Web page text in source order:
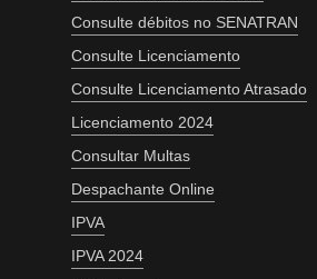
Consulte débitos no SENATRAN
Consulte Licenciamento
Consulte Licenciamento Atrasado
Licenciamento 2024
Consultar Multas
Despachante Online
IPVA
IPVA 2024